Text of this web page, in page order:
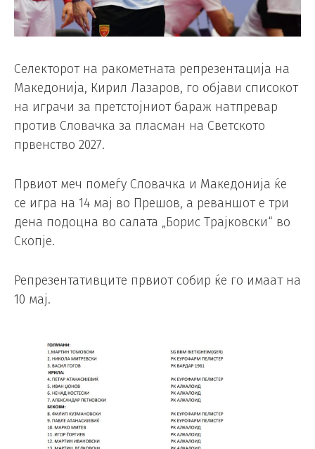
Селекторот на ракометната репрезентација на
Македонија, Кирил Лазаров, го објави списокот
на играчи за претстојниот бараж натпревар
против Словачка за пласман на Светското
првенство 2027.
Првиот меч помеѓу Словачка и Македонија ќе
се игра на 14 мај во Прешов, а реваншот е три
дена подоцна во салата „Борис Трајковски“ во
Скопје.
Репрезентативците првиот собир ќе го имаат на
10 мај.